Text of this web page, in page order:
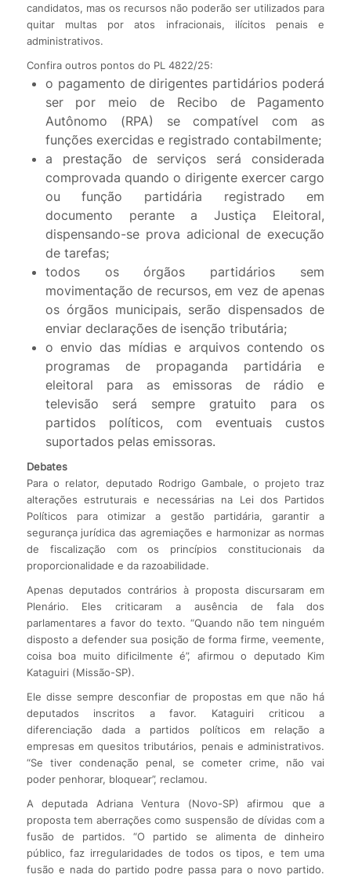
candidatos, mas os recursos não poderão ser utilizados para
quitar multas por atos infracionais, ilícitos penais e
administrativos.
Confira outros pontos do PL 4822/25:
o pagamento de dirigentes partidários poderá
ser por meio de Recibo de Pagamento
Autônomo (RPA) se compatível com as
funções exercidas e registrado contabilmente;
a prestação de serviços será considerada
comprovada quando o dirigente exercer cargo
ou função partidária registrado em
documento perante a Justiça Eleitoral,
dispensando-se prova adicional de execução
de tarefas;
todos os órgãos partidários sem
movimentação de recursos, em vez de apenas
os órgãos municipais, serão dispensados de
enviar declarações de isenção tributária;
o envio das mídias e arquivos contendo os
programas de propaganda partidária e
eleitoral para as emissoras de rádio e
televisão será sempre gratuito para os
partidos políticos, com eventuais custos
suportados pelas emissoras.
Debates
Para o relator, deputado Rodrigo Gambale, o projeto traz
alterações estruturais e necessárias na Lei dos Partidos
Políticos para otimizar a gestão partidária, garantir a
segurança jurídica das agremiações e harmonizar as normas
de fiscalização com os princípios constitucionais da
proporcionalidade e da razoabilidade.
Apenas deputados contrários à proposta discursaram em
Plenário. Eles criticaram a ausência de fala dos
parlamentares a favor do texto. “Quando não tem ninguém
disposto a defender sua posição de forma firme, veemente,
coisa boa muito dificilmente é”, afirmou o deputado Kim
Kataguiri (Missão-SP).
Ele disse sempre desconfiar de propostas em que não há
deputados inscritos a favor. Kataguiri criticou a
diferenciação dada a partidos políticos em relação a
empresas em quesitos tributários, penais e administrativos.
“Se tiver condenação penal, se cometer crime, não vai
poder penhorar, bloquear”, reclamou.
A deputada Adriana Ventura (Novo-SP) afirmou que a
proposta tem aberrações como suspensão de dívidas com a
fusão de partidos. “O partido se alimenta de dinheiro
público, faz irregularidades de todos os tipos, e tem uma
fusão e nada do partido podre passa para o novo partido.